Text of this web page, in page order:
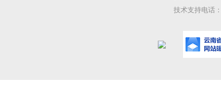
五
技术支持电话